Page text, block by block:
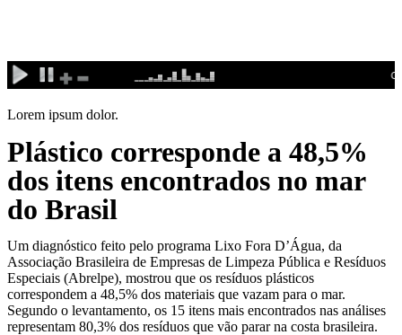
conteúdo
Lorem ipsum dolor.
Plástico corresponde a 48,5%
dos itens encontrados no mar
do Brasil
Um diagnóstico feito pelo programa Lixo Fora D’Água, da
Associação Brasileira de Empresas de Limpeza Pública e Resíduos
Especiais (Abrelpe), mostrou que os resíduos plásticos
correspondem a 48,5% dos materiais que vazam para o mar.
Segundo o levantamento, os 15 itens mais encontrados nas análises
representam 80,3% dos resíduos que vão parar na costa brasileira.